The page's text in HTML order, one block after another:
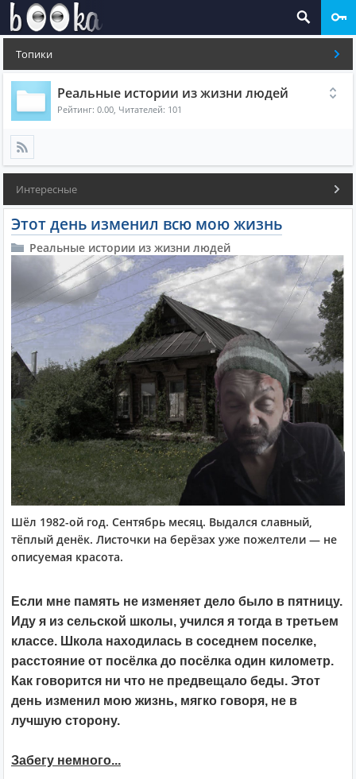
Топики
Реальные истории из жизни людей
Рейтинг: 0.00, Читателей: 101
Интересные
Этот день изменил всю мою жизнь
Реальные истории из жизни людей
Шёл 1982-ой год. Сентябрь месяц. Выдался славный,
тёплый денёк. Листочки на берёзах уже пожелтели — не
описуемая красота.
Если мне память не изменяет дело было в пятницу.
Иду я из сельской школы, учился я тогда в третьем
классе. Школа находилась в соседнем поселке,
расстояние от посёлка до посёлка один километр.
Как говорится ни что не предвещало беды. Этот
день изменил мою жизнь, мягко говоря, не в
лучшую сторону.
Забегу немного...